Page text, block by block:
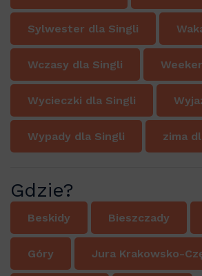
Sylwester dla Singli
Wczasy dla Singli
Wycieczki dla Singli
Wypady dla Singli zima
Gdzie?
Beskidy Bieszczady
Góry Jura Krakowsko-